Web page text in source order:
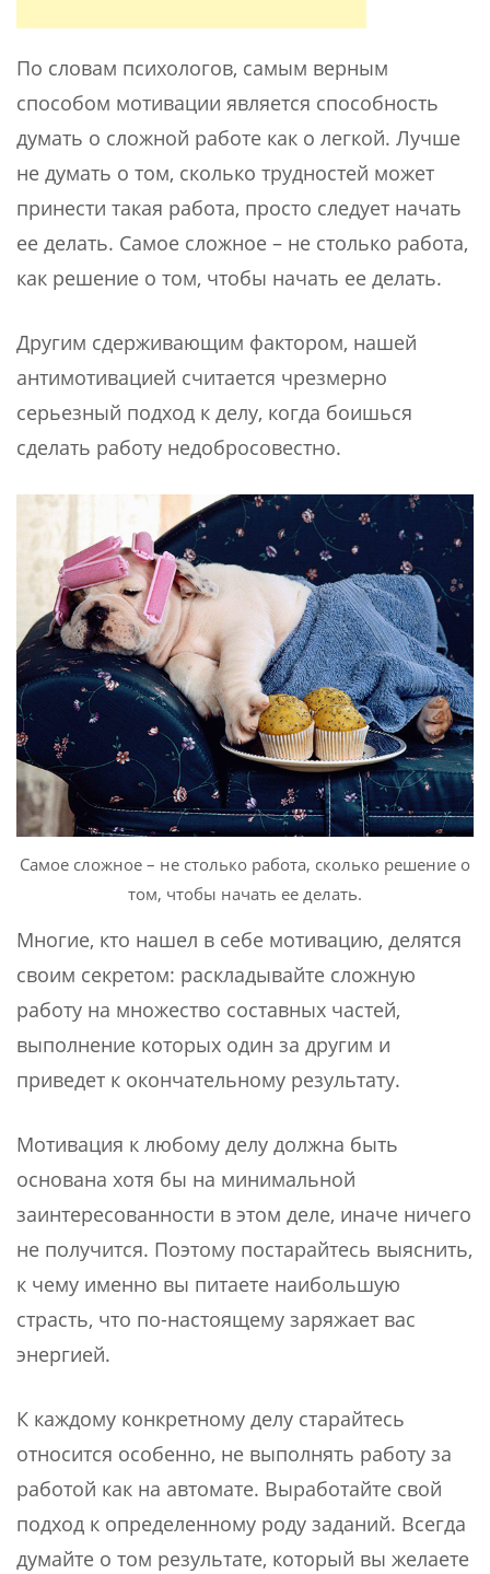
По словам психологов, самым верным
способом мотивации является способность
думать о сложной работе как о легкой. Лучше
не думать о том, сколько трудностей может
принести такая работа, просто следует начать
ее делать. Самое сложное – не столько работа,
как решение о том, чтобы начать ее делать.
Другим сдерживающим фактором, нашей
антимотивацией считается чрезмерно
серьезный подход к делу, когда боишься
сделать работу недобросовестно.
Самое сложное – не столько работа, сколько решение о
том, чтобы начать ее делать.
Многие, кто нашел в себе мотивацию, делятся
своим секретом: раскладывайте сложную
работу на множество составных частей,
выполнение которых один за другим и
приведет к окончательному результату.
Мотивация к любому делу должна быть
основана хотя бы на минимальной
заинтересованности в этом деле, иначе ничего
не получится. Поэтому постарайтесь выяснить,
к чему именно вы питаете наибольшую
страсть, что по-настоящему заряжает вас
энергией.
К каждому конкретному делу старайтесь
относится особенно, не выполнять работу за
работой как на автомате. Выработайте свой
подход к определенному роду заданий. Всегда
думайте о том результате, который вы желаете